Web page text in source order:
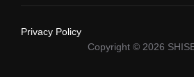
Privacy Policy
Copyright © 2026